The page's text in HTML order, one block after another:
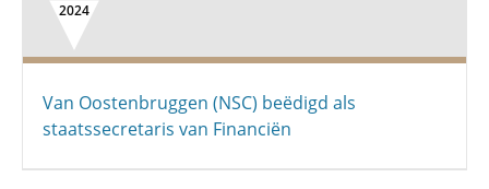
2024
Van Oostenbruggen (NSC) beëdigd als
staatssecretaris van Financiën